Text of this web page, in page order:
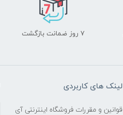
۷ روز ضمانت بازگشت
لینک های کاربردی
قوانین و مقررات فروشگاه اینترنتی آی